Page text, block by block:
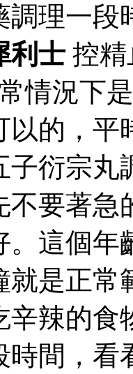
調理一段
利士 控
情況下
以的，平
子衍宗丸
不要著急
。這個年
就是正常
辛辣的
時間，看